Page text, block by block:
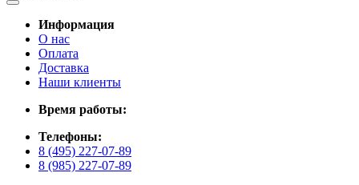
Информация
О нас
Оплата
Доставка
Наши клиенты
Время работы:
Телефоны:
8 (495) 227-07-89
8 (985) 227-07-89